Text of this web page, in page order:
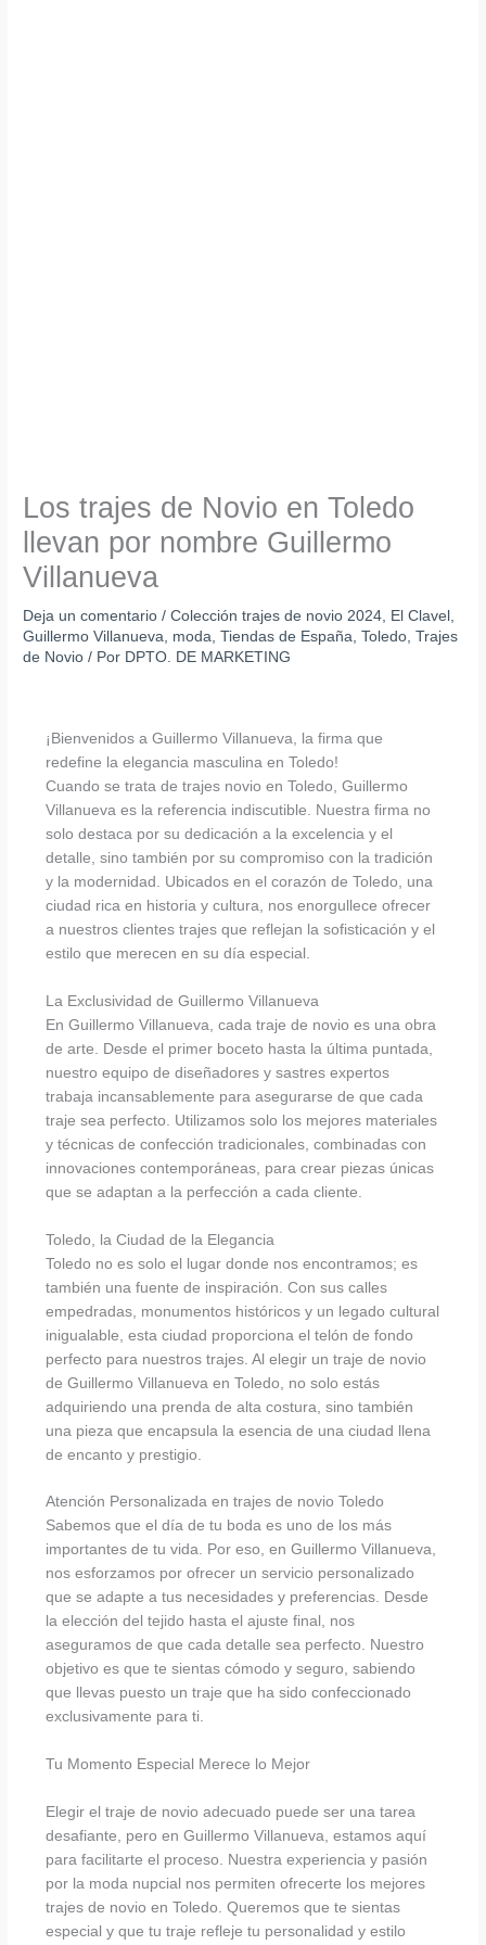
Los trajes de Novio en Toledo
llevan por nombre Guillermo
Villanueva
Deja un comentario /Colección trajes de novio 2024, El Clavel ,
Guillermo Villanueva, moda,Tiendas de España,Toledo,Trajes
de Novio / Por DPTO. DE MARKETING
¡Bienvenidos a Guillermo Villanueva, la firma que
redefine la elegancia masculina en Toledo!
Cuando se trata de trajes novio en Toledo, Guillermo
Villanueva es la referencia indiscutible. Nuestra firma no
solo destaca por su dedicación a la excelencia y el
detalle, sino también por su compromiso con la tradición
y la modernidad. Ubicados en el corazón de Toledo, una
ciudad rica en historia y cultura, nos enorgullece ofrecer
a nuestros clientes trajes que reflejan la sofisticación y el
estilo que merecen en su día especial.
La Exclusividad de Guillermo Villanueva
En Guillermo Villanueva, cada traje de novio es una obra
de arte. Desde el primer boceto hasta la última puntada,
nuestro equipo de diseñadores y sastres expertos
trabaja incansablemente para asegurarse de que cada
traje sea perfecto. Utilizamos solo los mejores materiales
y técnicas de confección tradicionales, combinadas con
innovaciones contemporáneas, para crear piezas únicas
que se adaptan a la perfección a cada cliente.
Toledo, la Ciudad de la Elegancia
Toledo no es solo el lugar donde nos encontramos; es
también una fuente de inspiración. Con sus calles
empedradas, monumentos históricos y un legado cultural
inigualable, esta ciudad proporciona el telón de fondo
perfecto para nuestros trajes. Al elegir un traje de novio
de Guillermo Villanueva en Toledo, no solo estás
adquiriendo una prenda de alta costura, sino también
una pieza que encapsula la esencia de una ciudad llena
de encanto y prestigio.
Atención Personalizada en trajes de novio Toledo
Sabemos que el día de tu boda es uno de los más
importantes de tu vida. Por eso, en Guillermo Villanueva,
nos esforzamos por ofrecer un servicio personalizado
que se adapte a tus necesidades y preferencias. Desde
la elección del tejido hasta el ajuste final, nos
aseguramos de que cada detalle sea perfecto. Nuestro
objetivo es que te sientas cómodo y seguro, sabiendo
que llevas puesto un traje que ha sido confeccionado
exclusivamente para ti.
Tu Momento Especial Merece lo Mejor
Elegir el traje de novio adecuado puede ser una tarea
desafiante, pero en Guillermo Villanueva, estamos aquí
para facilitarte el proceso. Nuestra experiencia y pasión
por la moda nupcial nos permiten ofrecerte los mejores
trajes de novio en Toledo. Queremos que te sientas
especial y que tu traje refleje tu personalidad y estilo